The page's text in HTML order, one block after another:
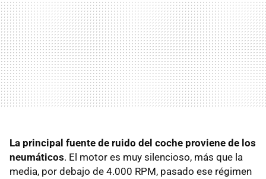
La principal fuente de ruido del coche proviene de los
neumáticos. El motor es muy silencioso, más que la
media, por debajo de 4.000 RPM, pasado ese régimen